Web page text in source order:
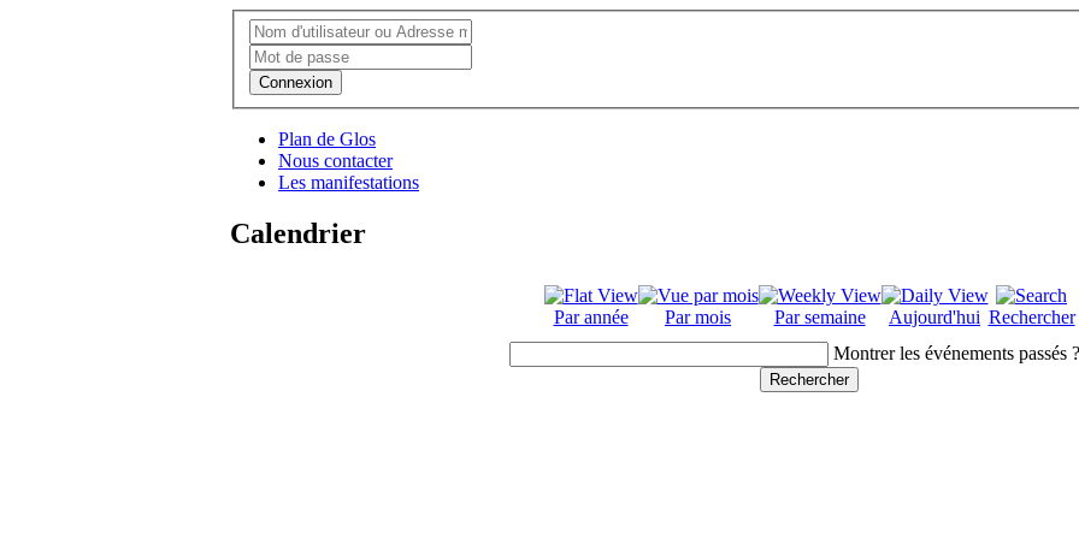
Connexion
Plan de Glos
Nous contacter
Les manifestations
Calendrier
Par année Par mois Par semaine Aujourd'hui Rechercher
Montrer les événements passés ?